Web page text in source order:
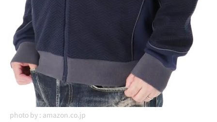
photo by : amazon.co.jp